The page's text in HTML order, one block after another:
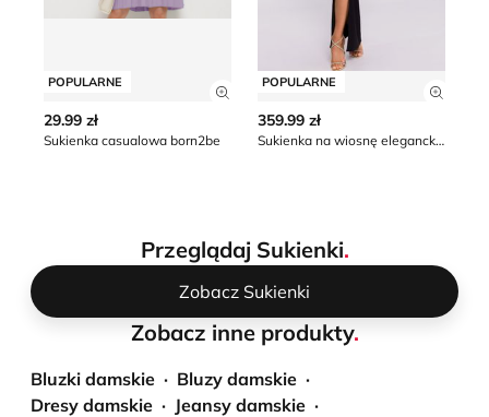
POPULARNE
Zobacz szczegóły produktu
29.99 zł
Sukienka casualowa born2be
POPULARNE
359.99 zł
Sukienka na wiosnę elegancka Moe
Przeglądaj Sukienki.
Zobacz Sukienki
Zobacz inne produkty.
Bluzki damskie
Bluzy damskie
Dresy damskie
Jeansy damskie